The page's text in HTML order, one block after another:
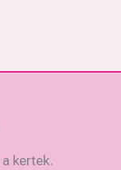
kertek.